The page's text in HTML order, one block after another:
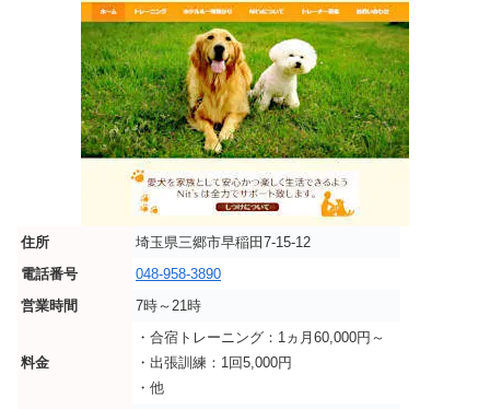
住所
埼玉県三郷市早稲田7-15-12
電話番号
048-958-3890
営業時間
7時～21時
料金
・合宿トレーニング：1ヵ月60,000円～
・出張訓練：1回5,000円
・他